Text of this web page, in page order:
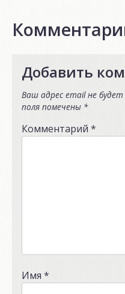
Добавить
Ваш адрес email не будет
поля помечены *
Комментарий *
Имя *